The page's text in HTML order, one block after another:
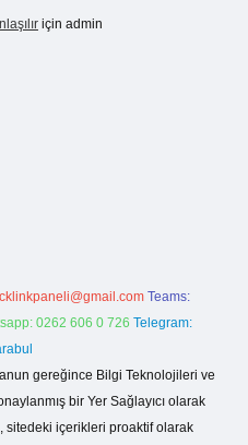
için admin
Teams:
0262 606 0 726 Telegram:
gereğince Bilgi Teknolojileri ve
bir Yer Sağlayıcı olarak
sitedeki içerikleri proaktif olarak